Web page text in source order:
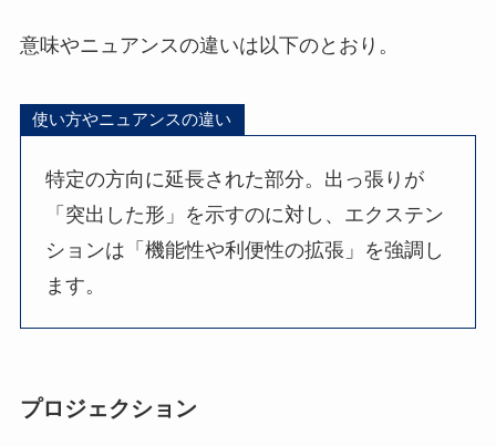
意味やニュアンスの違いは以下のとおり。
使い方やニュアンスの違い
特定の方向に延長された部分。出っ張りが
「突出した形」を示すのに対し、エクステン
ションは「機能性や利便性の拡張」を強調し
ます。
プロジェクション